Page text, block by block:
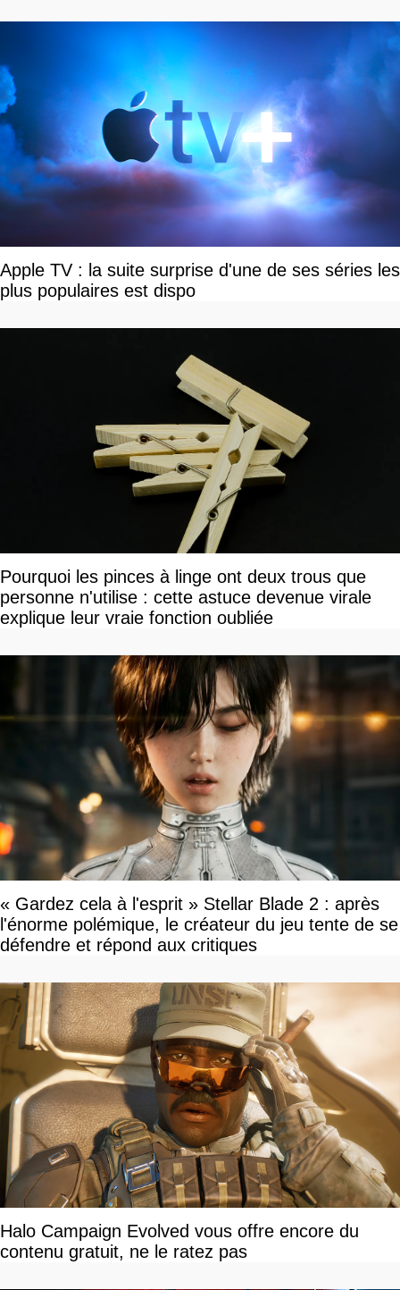
Apple TV : la suite surprise d'une de ses séries les
plus populaires est dispo
Pourquoi les pinces à linge ont deux trous que
personne n'utilise : cette astuce devenue virale
explique leur vraie fonction oubliée
« Gardez cela à l'esprit » Stellar Blade 2 : après
l'énorme polémique, le créateur du jeu tente de se
défendre et répond aux critiques
Halo Campaign Evolved vous offre encore du
contenu gratuit, ne le ratez pas